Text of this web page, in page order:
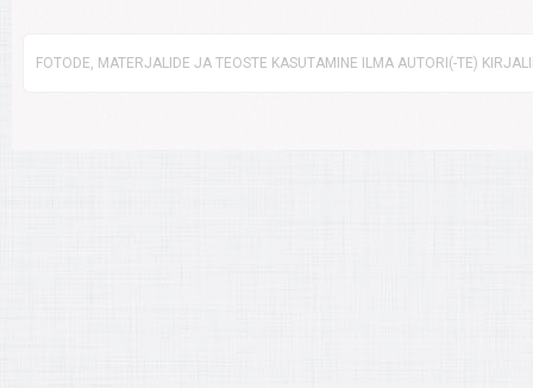
FOTODE, MATERJALIDE JA TEOSTE KASUTAMINE ILMA AUTORI(-TE)